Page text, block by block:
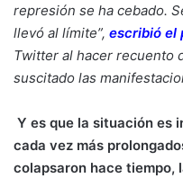
represión se ha cebado.
llevó al límite”, escribió el
Twitter al hacer recuento
suscitado las
Y es que la situación es
cada vez más
colapsaron hace tiempo,